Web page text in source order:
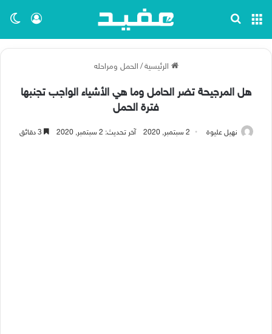
تسجيل القائمة
الرئيسية / الحمل ومراحله
هل المرجيحة تضر الحامل وما هي الأشياء الواجب تجنبها
فترة الحمل
نهيل عليوة 2 سبتمبر, 2020 آخر تحديث: 2 سبتمبر, 2020